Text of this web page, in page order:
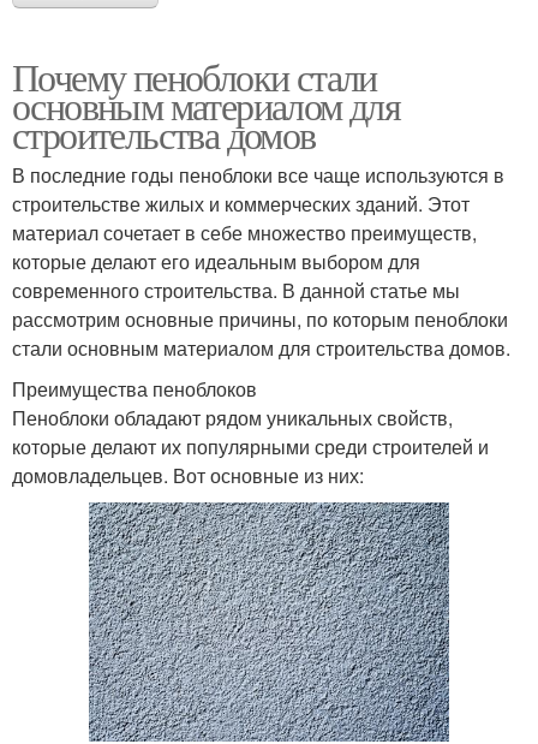
Почему пеноблоки стали
основным материалом для
строительства домов
В последние годы пеноблоки все чаще используются в
строительстве жилых и коммерческих зданий. Этот
материал сочетает в себе множество преимуществ,
которые делают его идеальным выбором для
современного строительства. В данной статье мы
рассмотрим основные причины, по которым пеноблоки
стали основным материалом для строительства домов.
Преимущества пеноблоков
Пеноблоки обладают рядом уникальных свойств,
которые делают их популярными среди строителей и
домовладельцев. Вот основные из них: